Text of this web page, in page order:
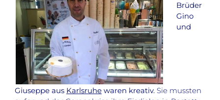
Brüder
Gino
und
Giuseppe aus Karlsruhe waren kreativ. Sie mussten